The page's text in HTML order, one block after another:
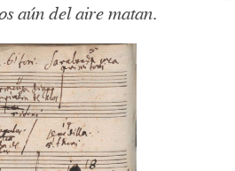
aún del aire matan.